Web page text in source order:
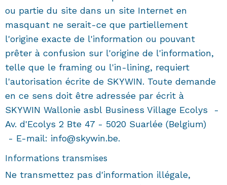
ou partie du site dans un site Internet en
masquant ne serait-ce que partiellement
l'origine exacte de l'information ou pouvant
prêter à confusion sur l'origine de l'information,
telle que le framing ou l'in-lining, requiert
l'autorisation écrite de SKYWIN. Toute demande
en ce sens doit être adressée par écrit à
SKYWIN Wallonie asbl Business Village Ecolys -
Av. d'Ecolys 2 Bte 47 - 5020 Suarlée (Belgium)
- E-mail: info@skywin.be.
Informations transmises
Ne transmettez pas d'information illégale,